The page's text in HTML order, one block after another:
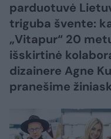
parduotuvė
triguba švente:
„Vitapur“ 20
išskirtinė
dizainere Agne
pranešime